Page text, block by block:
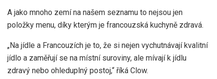
A jako mnoho zemí na našem seznamu to nejsou jen
položky menu, díky kterým je francouzská kuchyně zdravá.
„Na jídle a Francouzích je to, že si nejen vychutnávají kvalitní
jídlo a zaměřují se na místní suroviny, ale mívají k jídlu
zdravý nebo ohleduplný postoj,“ říká Clow.